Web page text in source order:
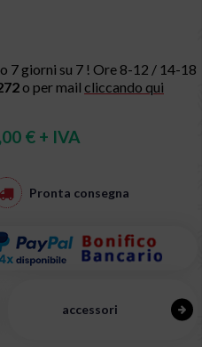
7 giorni su 7 ! Ore 8-12 / 14-18
o per mail cliccando qui
€ + IVA
Pronta consegna
accessori